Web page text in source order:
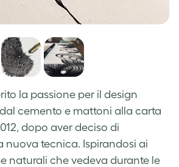
la passione per il design
cemento e mattoni alla carta
dopo aver deciso di
nuova tecnica. Ispirandosi ai
naturali che vedeva durante le